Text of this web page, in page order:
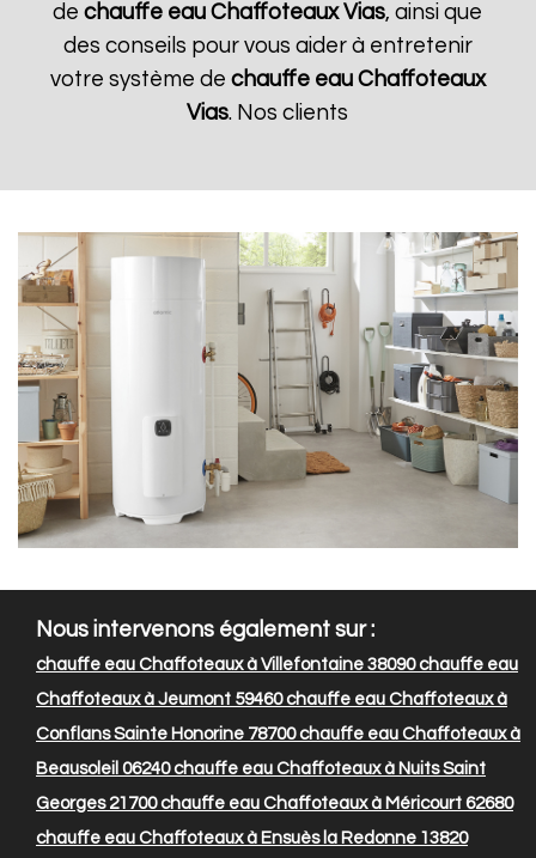
dechauffe eau Chaffoteaux Vias, ainsi que
des conseils pour vous aider à entretenir
votre système de chauffe eau Chaffoteaux
Vias. Nos clients
Nous intervenons également sur :
chauffe eau Chaffoteaux à Villefontaine 38090chauffe eau
Chaffoteaux à Jeumont 59460chauffe eau Chaffoteaux à
Conflans Sainte Honorine 78700chauffe eau Chaffoteaux à
Beausoleil 06240chauffe eau Chaffoteaux à Nuits Saint
Georges 21700chauffe eau Chaffoteaux à Méricourt 62680
chauffe eau Chaffoteaux à Ensuès la Redonne 13820